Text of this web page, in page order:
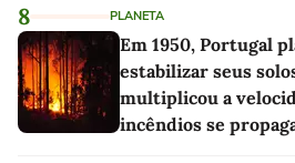
8 PLANETA
Em 1950, Portugal
estabilizar seus
multiplicou a
incêndios se